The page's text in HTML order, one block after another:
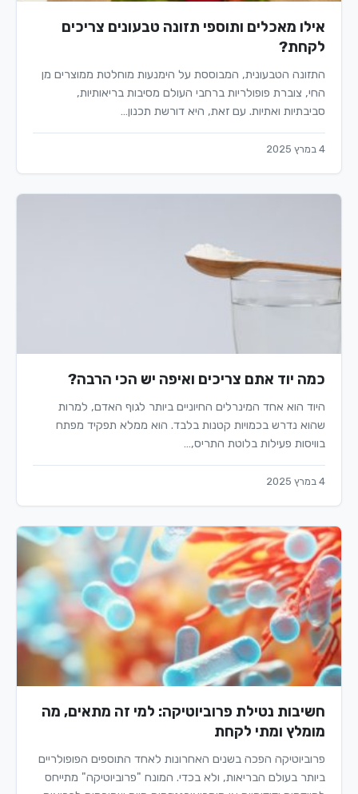
אילו מאכלים ותוספי תזונה טבעונים צריכים
לקחת?
התזונה הטבעונית, המבוססת על הימנעות מוחלטת ממוצרים מן
החי, צוברת פופולריות ברחבי העולם מסיבות בריאותיות,
סביבתיות ואתיות. עם זאת, היא דורשת תכנון…
4 במרץ 2025
כמה יוד אתם צריכים ואיפה יש הכי הרבה?
היוד הוא אחד המינרלים החיוניים ביותר לגוף האדם, למרות
שהוא נדרש בכמויות קטנות בלבד. הוא ממלא תפקיד מפתח
בוויסות פעילות בלוטת התריס,…
4 במרץ 2025
חשיבות נטילת פרוביוטיקה: למי זה מתאים, מה
מומלץ ומתי לקחת
פרוביוטיקה הפכה בשנים האחרונות לאחד התוספים הפופולריים
ביותר בעולם הבריאות, ולא בכדי. המונח "פרוביוטיקה" מתייחס